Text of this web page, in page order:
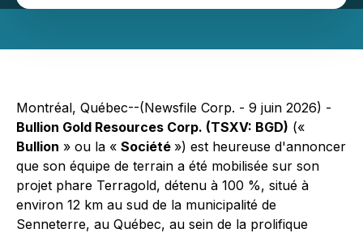
Montréal, Québec--(Newsfile Corp. - 9 juin 2026) -
Bullion Gold Resources Corp. (TSXV: BGD) («
Bullion » ou la « Société ») est heureuse d'annoncer
que son équipe de terrain a été mobilisée sur son
projet phare Terragold, détenu à 100 %, situé à
environ 12 km au sud de la municipalité de
Senneterre, au Québec, au sein de la prolifique